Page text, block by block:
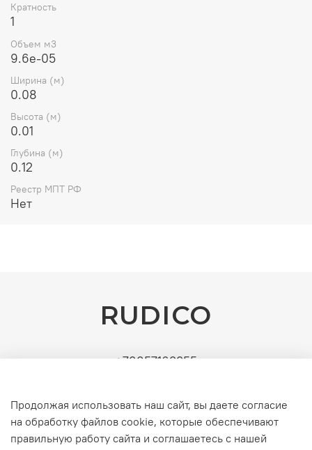
Сокет LGA4677
TDP 205 Вт
Дополнительно
Тип поставки OEM
Охлаждение в комплекте Нет
Кратность
1
Объем м3
9.6e-05
Ширина (м)
0.08
Высота (м)
0.01
Глубина (м)
0.12
Реестр МПТ РФ
Нет
+79857163355
УСН (без НДС). Официальные b2b-поставки
серверного и инженерного оборудования
RUDICO
Продолжая использовать наш сайт, вы даете согласие
на обработку файлов cookie, которые обеспечивают
правильную работу сайта и соглашаетесь с нашей